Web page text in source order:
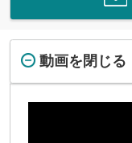
動画を閉じる